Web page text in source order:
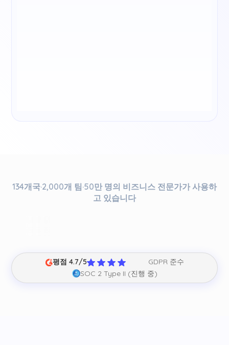
134개국·2,000개 팀·50만 명의 비즈니스 전문가가 사용하
고 있습니다
평점 4.7/5
GDPR 준수
SOC 2 Type II (진행 중)